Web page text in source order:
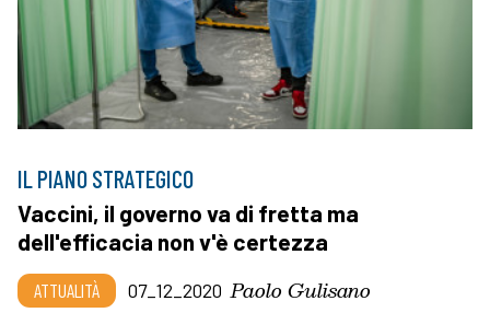
IL PIANO STRATEGICO
Vaccini, il governo va di fretta ma
dell'efficacia non v'è certezza
ATTUALITÀ 07_12_2020 Paolo Gulisano